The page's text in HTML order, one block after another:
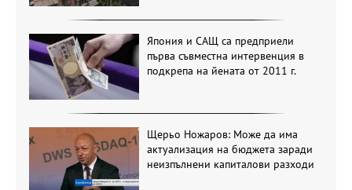
Япония и САЩ са предприели
първа съвместна интервенция в
подкрепа на йената от 2011 г.
Щерьо Ножаров: Може да има
актуализация на бюджета заради
неизпълнени капиталови разходи